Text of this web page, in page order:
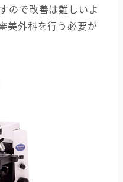
ので改善は難しいよ
美外科を行う必要が